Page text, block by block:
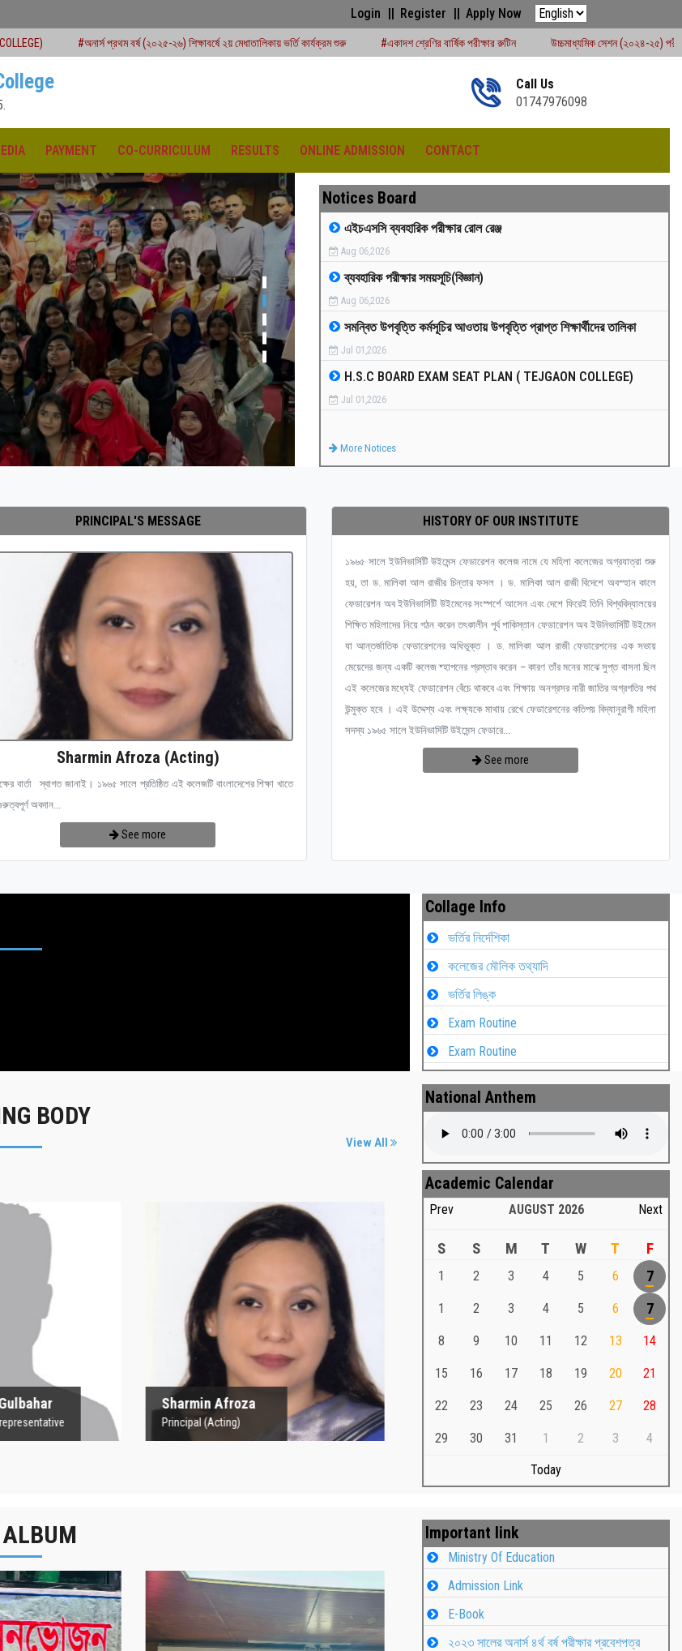
Login Register Apply Now
প্রথম বর্ষ (২০২৫-২৬) শিক্ষাবর্ষে ২য় মেধাতালিকায় ভর্তি কার্যক্রম শুরু #একাদশ শ্রেণির বার্ষিক পরীক্ষার রুটিন উচ্চমাধ্যমিক সেশন (২০২৪-২৫) পরীক্ষার্থীদের বোর্ড পরীক্ষার
Call Us
01747976098
PAYMENT CO-CURRICULUM RESULTS ONLINE ADMISSION CONTACT
ক্রীড়া প্রতিযোগিতা -২০২৫
Notices Board
এইচএসসি ব্যবহারিক পরীক্ষার রোল রেঞ্জ
Aug 06,2026
ব্যবহারিক পরীক্ষার সময়সূচি(বিজ্ঞান)
Aug 06,2026
সমন্বিত উপবৃত্তি কর্মসূচির আওতায় উপবৃত্তি প্রাপ্ত শিক্ষার্থীদের তালিকা
Jul 01,2026
H.S.C BOARD EXAM SEAT PLAN ( TEJGAON COLLEGE)
Jul 01,2026
More Notices
PRINCIPAL'S MESSAGE
Sharmin Afroza (Acting)
বার্তা স্বাগত জানাই। ১৯৬৫ সালে প্রতিষ্ঠিত এই কলেজটি বাংলাদেশের শিক্ষা খাতে
অবদান...
See more
HISTORY OF OUR INSTITUTE
১৯৬৫ সালে ইউনিভার্সিটি উইমেন্স ফেডারেশন কলেজ নামে যে মহিলা কলেজের অগ্রযাত্রা শুরু
হয়, তা ড. মালিকা আল রাজীর চিন্তার ফসল । ড. মালিকা আল রাজী বিদেশে অবস্হান কালে
ফেডারেশন অব ইউনিভার্সিটি উইমেনের সংস্পর্শে আসেন এবং দেশে ফিরেই তিনি বিশ্ববিদ্যালয়ের
শিক্ষিত মহিলাদের নিয়ে গঠন করেন তৎকালীন পূর্ব পাকিস্তান ফেডারেশন অব ইউনিভার্সিটি উইমেন
যা আন্তর্জাতিক ফেডারেশনের অধিভুক্ত । ড. মালিকা আল রাজী ফেডারেশনের এক সভায়
মেয়েদের জন্য একটি কলেজ ষ্হাপনের প্রস্তাব করেন – কারণ তাঁর মনের মাঝে সুপ্ত বাসনা ছিল
এই কলেজের মধ্যেই ফেডারেশন বেঁচে থাকবে এবং শিক্ষায় অনগ্রসর নারী জাতির অগ্রগতির পথ
উন্মুক্ত হবে । এই উদ্দেশ্য এবং লক্ষ্যকে মাথায় রেখে ফেডারেশনের কতিপয় বিদ্যানুরাগী মহিলা
সদস্য ১৯৬৫ সালে ইউনিভার্সিটি উইমেন্স ফেডারে...
See more
Collage Info
ভর্তির নির্দেশিকা
কলেজের মৌলিক তথ্যাদি
ভর্তির লিঙ্ক
Exam Routine
Exam Routine
BODY
View All
Begum
representative
Sharmin Afroza
Principal (Acting)
Sharmin Afroza
Principal (Acting)
Md. Shafiullah Sarker
Md. Shafiullah Sarkar , Professor , Teacher
Teacher Representative
National Anthem
Academic Calendar
Prev AUGUST 2026 Next
S S M T W T F
1 2 3 4 5 6 7
1 2 3 4 5 6 7
8 9 10 11 12 13 14
15 16 17 18 19 20 21
22 23 24 25 26 27 28
29 30 31 1 2 3 4
Today
Important link
Ministry Of Education
Admission Link
E-Book
২০২৩ সালের অনার্স ৪র্থ বর্ষ পরীক্ষার প্রবেশপত্র